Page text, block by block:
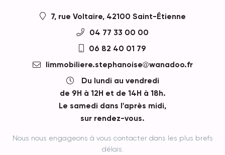
7, rue Voltaire, 42100 Saint-Étienne
04 77 33 00 00
06 82 40 01 79
limmobiliere.stephanoise
wanadoo.fr
Du lundi au vendredi
de 9H à 12H et de 14H à 18h.
Le samedi dans l'après midi,
sur rendez-vous.
Nous nous engageons à vous contacter dans les plus brefs
délais.